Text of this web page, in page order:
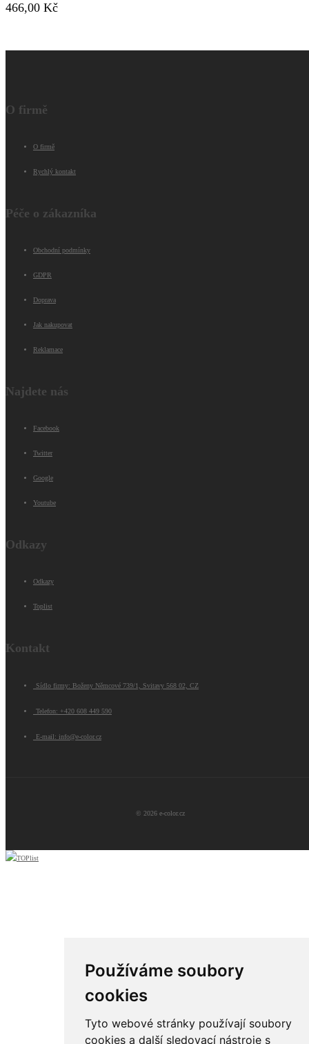
Používáme soubory
cookies
Tyto webové stránky používají soubory
cookies a další sledovací nástroje s
466,00 Kč
O firmě
O firmě
Rychlý kontakt
Péče o zákazníka
Obchodní podmínky
GDPR
Doprava
Jak nakupovat
Reklamace
Najdete nás
Facebook
Twitter
Google
Youtube
Odkazy
Odkazy
Toplist
Kontakt
Sídlo firmy: Boženy Němcové 739/1, Svitavy 568 02, CZ
Telefon: +420 608 449 590
E-mail: info@e-color.cz
© 2026 e-color.cz